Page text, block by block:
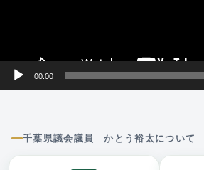
00:00
千葉県議会議員 かとう裕太について